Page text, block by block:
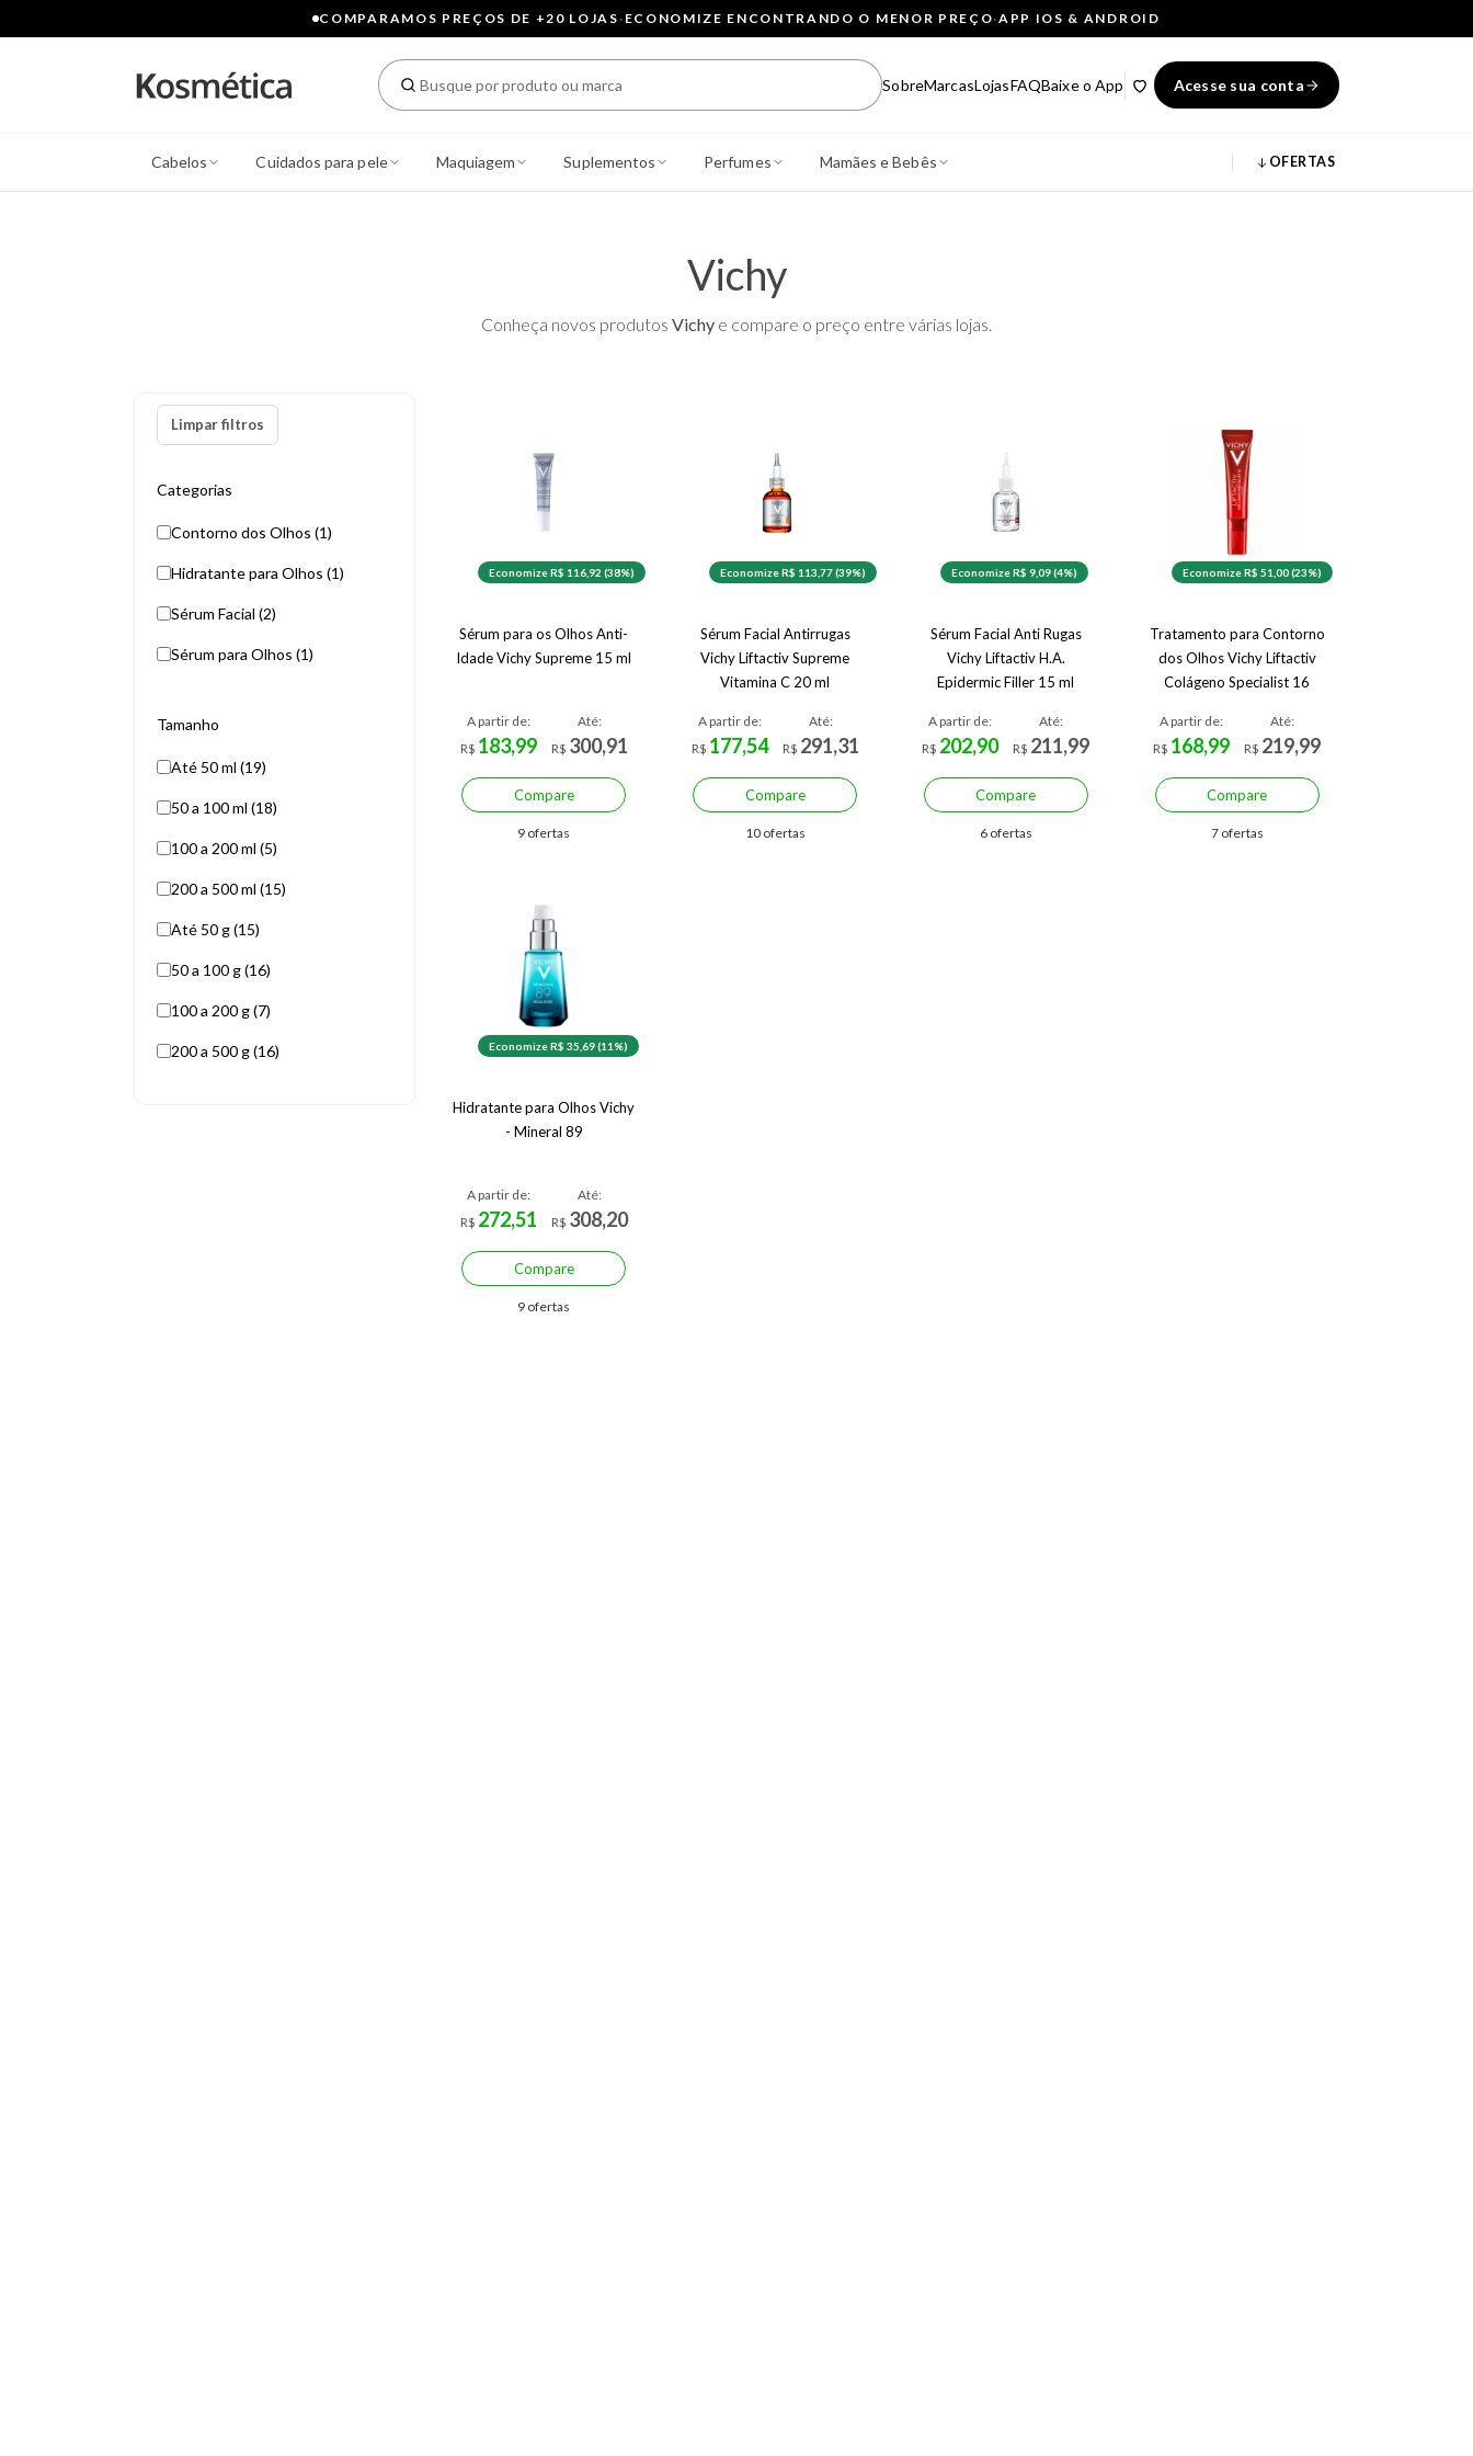
COMPARAMOS PREÇOS DE +20 LOJAS· ECONOMIZE ENCONTRANDO O MENOR PREÇO·APP IOS & ANDROID
SobreMarcasLojasFAQBaixe o App Acesse sua conta
Cabelos Cuidados para pele Maquiagem Suplementos Perfumes Mamães e Bebês OFERTAS
Vichy
Conheça novos produtos Vichy e compare o preço entre várias lojas.
Limpar filtros
Categorias
Contorno dos Olhos (1)
Hidratante para Olhos (1)
Sérum Facial (2)
Sérum para Olhos (1)
Tamanho
Até 50 ml (19)
50 a 100 ml (18)
100 a 200 ml (5)
200 a 500 ml (15)
Até 50 g (15)
50 a 100 g (16)
100 a 200 g (7)
200 a 500 g (16)
Economize R$ 116,92 (38%)
Sérum para os Olhos Anti-
Idade Vichy Supreme 15 ml
A partir de:
R$ 183,99
Até:
R$ 300,91
Compare
9 ofertas
Economize R$ 113,77 (39%)
Sérum Facial Antirrugas
Vichy Liftactiv Supreme
Vitamina C 20 ml
A partir de:
R$ 177,54
Até:
R$ 291,31
Compare
10 ofertas
Economize R$ 9,09 (4%)
Sérum Facial Anti Rugas
Vichy Liftactiv H.A.
Epidermic Filler 15 ml
A partir de:
R$ 202,90
Até:
R$ 211,99
Compare
6 ofertas
Economize R$ 51,00 (23%)
Tratamento para Contorno
dos Olhos Vichy Liftactiv
Colágeno Specialist 16
A partir de:
R$ 168,99
Até:
R$ 219,99
Compare
7 ofertas
Economize R$ 35,69 (11%)
Hidratante para Olhos Vichy
- Mineral 89
A partir de:
R$ 272,51
Até:
R$ 308,20
Compare
9 ofertas